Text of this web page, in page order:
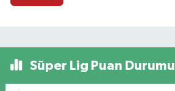
Süper Lig Puan Durumu